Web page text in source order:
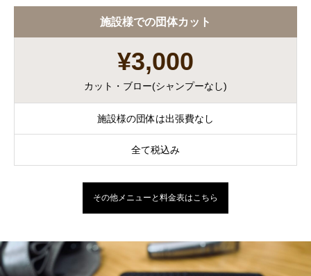
施設様での団体カット
¥3,000
カット・ブロー(シャンプーなし)
施設様の団体は出張費なし
全て税込み
その他メニューと料金表はこちら